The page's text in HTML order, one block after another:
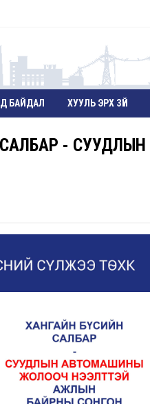
БАЙДАЛ ХУУЛЬ ЭРХ ЗҮЙ
- СУУДЛЫН